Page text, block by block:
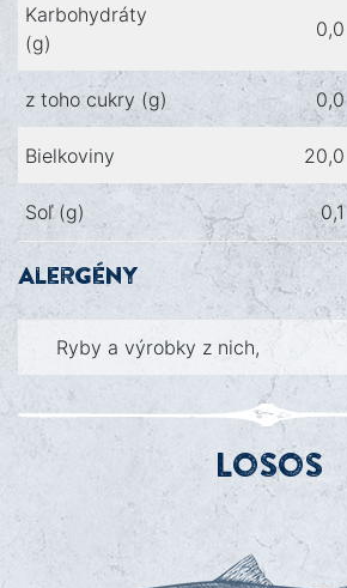
Karbohydráty
(g)
0,0
z toho cukry (g) 0,0
Bielkoviny 20,0
Soľ (g) 0,1
Alergény
Ryby a výrobky z nich,
Losos